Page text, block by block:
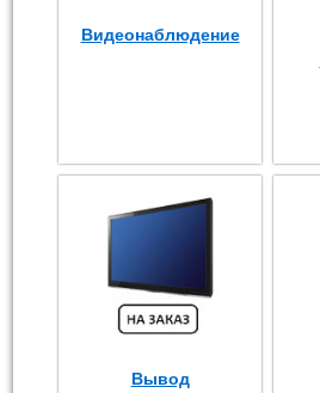
Видеонаблюдение
Вывод